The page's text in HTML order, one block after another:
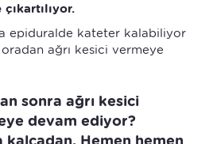
epiduralde kateter kalabiliyor
ağrı kesici vermeye
sonra ağrı kesici
devam ediyor?
kalçadan. Hemen hemen